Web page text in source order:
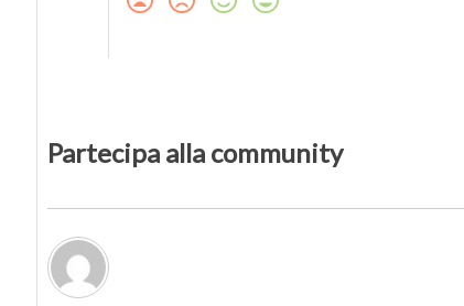
Partecipa alla community